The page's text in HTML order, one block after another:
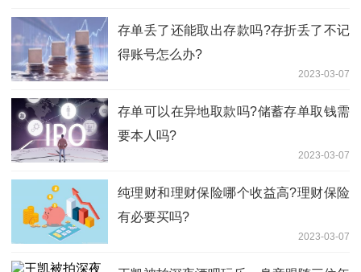
存单丢了还能取出存款吗?存折丢了不记
得账号怎么办?
2023-03-07
存单可以在异地取款吗?储蓄存单取钱需
要本人吗?
2023-03-07
纯理财和理财保险哪个收益高?理财保险
有必要买吗?
2023-03-07